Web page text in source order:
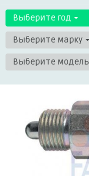
Выберите год
Выберите марку
Выберите модель